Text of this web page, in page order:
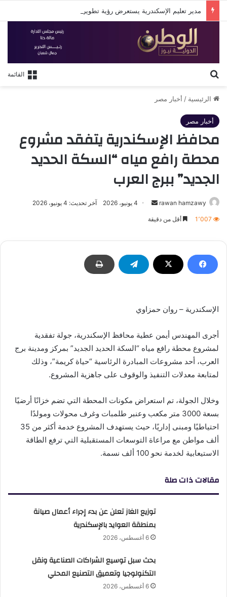
القائمة
الرئيسية / أخبار مصر
أخبار مصر
محافظ الإسكندرية يتفقد مشروع
محطة رافع مياه “السكة الحديد
الجديد” ببرج العرب
rawan hamzawy
أرسل 4 يونيو، 2026 آخر تحديث: 4 يونيو، 2026
1٬007 أقل من دقيقة
الإسكندرية – روان حمزاوي
أجرى المهندس أيمن عطية محافظ الإسكندرية، جولة تفقدية
لمشروع محطة رافع مياه “السكة الحديد الجديد” بمركز ومدينة برج
العرب، أحد مشروعات المبادرة الرئاسية “حياة كريمة”، وذلك
لمتابعة معدلات التنفيذ والوقوف على جاهزية المشروع.
وخلال الجولة، تم استعراض مكونات المحطة التي تضم خزانًا أرضيًا
بسعة 3000 متر مكعب وعنبر طلمبات وغرف محولات ومولدًا
احتياطيًا ومبنى إداريًا، حيث يستهدف المشروع خدمة أكثر من 35
ألف مواطن مع مراعاة التوسعات المستقبلية التي ترفع الطاقة
الاستيعابية لخدمة نحو 100 ألف نسمة.
مقالات ذات صلة
توزيع الغاز تعلن عن بدء إجراء أعمال صيانة
بمنطقة العوايد بالإسكندرية
6 أغسطس، 2026
بحث سبل توسيع الشراكات الصناعية ونقل
التكنولوجيا وتعميق التصنيع المحلي
6 أغسطس، 2026